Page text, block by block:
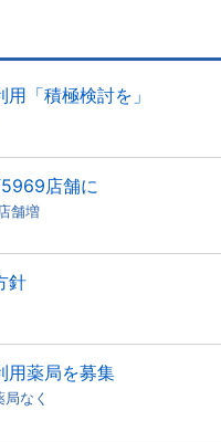
「積極検討を」
店舗に
舗増
針
用薬局を募集
なく